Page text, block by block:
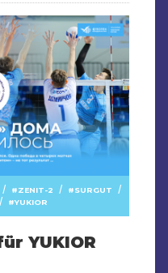
/ ZENIT-2 / SURGUT /
/ YUKIOR
YUKIOR